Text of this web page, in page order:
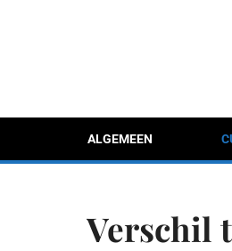
ALGEMEEN
Verschil